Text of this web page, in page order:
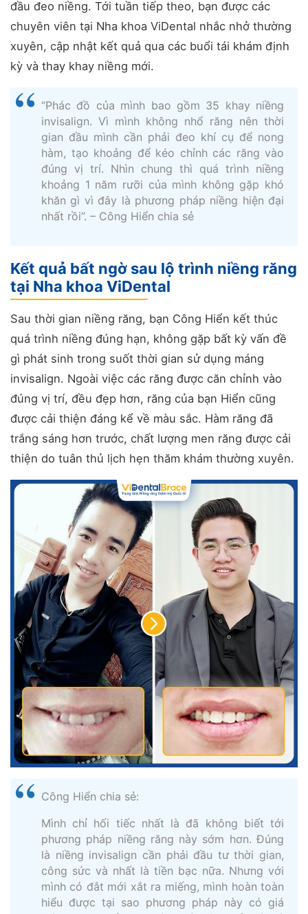
đầu đeo niềng. Tới tuần tiếp theo, bạn được các
chuyên viên tại Nha khoa ViDental nhắc nhở thường
xuyên, cập nhật kết quả qua các buổi tái khám định
kỳ và thay khay niềng mới.
“Phác đồ của mình bao gồm 35 khay niềng
invisalign. Vì mình không nhổ răng nên thời
gian đầu mình cần phải đeo khí cụ để nong
hàm, tạo khoảng để kéo chỉnh các răng vào
đúng vị trí. Nhìn chung thì quá trình niềng
khoảng 1 năm rưỡi của mình không gặp khó
khăn gì vì đây là phương pháp niềng hiện đại
nhất rồi”. – Công Hiển chia sẻ
Kết quả bất ngờ sau lộ trình niềng răng
tại Nha khoa ViDental
Sau thời gian niềng răng, bạn Công Hiển kết thúc
quá trình niềng đúng hạn, không gặp bất kỳ vấn đề
gì phát sinh trong suốt thời gian sử dụng máng
invisalign. Ngoài việc các răng được căn chỉnh vào
đúng vị trí, đều đẹp hơn, răng của bạn Hiển cũng
được cải thiện đáng kể về màu sắc. Hàm răng đã
trắng sáng hơn trước, chất lượng men răng được cải
thiện do tuân thủ lịch hẹn thăm khám thường xuyên.
Công Hiển chia sẻ:
Mình chỉ hối tiếc nhất là đã không biết tới
phương pháp niềng răng này sớm hơn. Đúng
là niềng invisalign cần phải đầu tư thời gian,
công sức và nhất là tiền bạc nữa. Nhưng với
mình có đắt mới xắt ra miếng, mình hoàn toàn
hiểu được tại sao phương pháp này có giá